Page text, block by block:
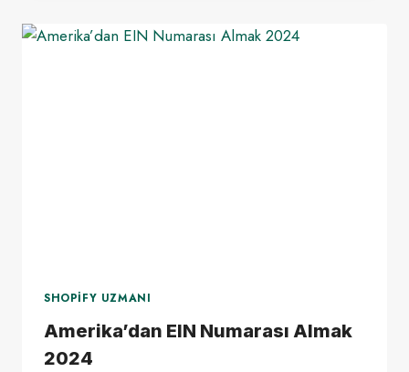
NASIL
ALINIR?
SHOPIFY UZMANI
Amerika’dan EIN Numarası Almak
2024